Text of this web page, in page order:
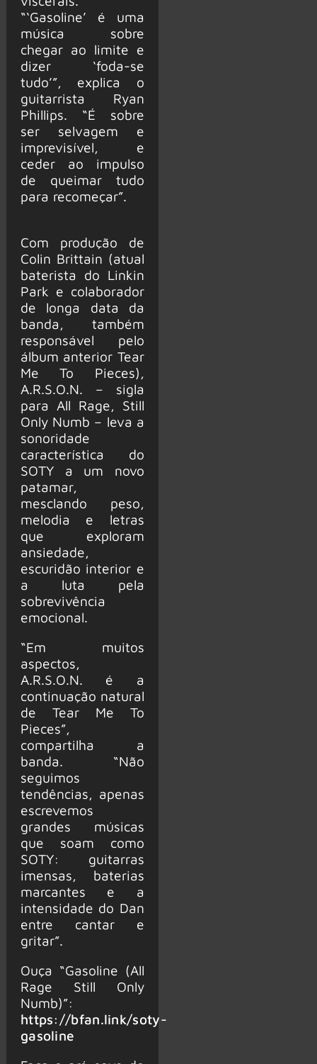
“‘Gasoline’ é uma
música sobre
chegar ao limite e
dizer ‘foda-se
tudo’”, explica o
guitarrista Ryan
Phillips. “É sobre
ser selvagem e
imprevisível, e
ceder ao impulso
de queimar tudo
para recomeçar”.
Com produção de
Colin Brittain (atual
baterista do Linkin
Park e colaborador
de longa data da
banda, também
responsável pelo
álbum anterior Tear
Me To Pieces),
A.R.S.O.N. – sigla
para All Rage, Still
Only Numb – leva a
sonoridade
característica do
SOTY a um novo
patamar,
mesclando peso,
melodia e letras
que exploram
ansiedade,
escuridão interior e
a luta pela
sobrevivência
emocional.
“Em muitos
aspectos,
A.R.S.O.N. é a
continuação natural
de Tear Me To
Pieces”,
compartilha a
banda. “Não
seguimos
tendências, apenas
escrevemos
grandes músicas
que soam como
SOTY: guitarras
imensas, baterias
marcantes e a
intensidade do Dan
entre cantar e
gritar”.
Ouça “Gasoline (All
Rage Still Only
Numb)”:
https://bfan.link/soty-
gasoline